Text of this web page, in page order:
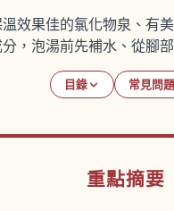
效果佳的氯化物泉、有
，泡湯前先補水、從腳
目錄 常見問題
重點摘要